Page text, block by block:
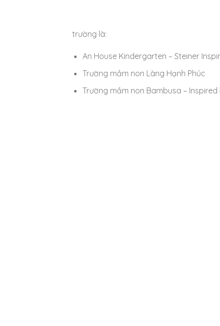
trường là:
An House Kindergarten – Steiner
Trường mầm non Làng Hạnh Phúc
Trường mầm non Bambusa –